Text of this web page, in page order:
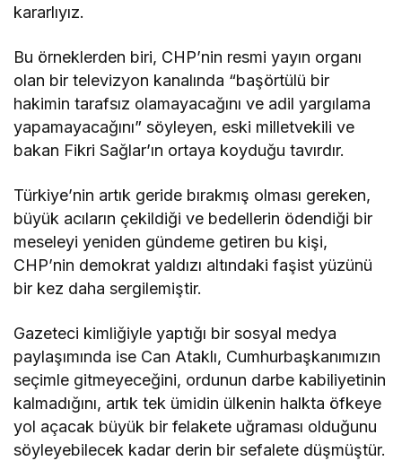
kararlıyız.
Bu örneklerden biri, CHP’nin resmi yayın organı
olan bir televizyon kanalında “başörtülü bir
hakimin tarafsız olamayacağını ve adil yargılama
yapamayacağını” söyleyen, eski milletvekili ve
bakan Fikri Sağlar’ın ortaya koyduğu tavırdır.
Türkiye’nin artık geride bırakmış olması gereken,
büyük acıların çekildiği ve bedellerin ödendiği bir
meseleyi yeniden gündeme getiren bu kişi,
CHP’nin demokrat yaldızı altındaki faşist yüzünü
bir kez daha sergilemiştir.
Gazeteci kimliğiyle yaptığı bir sosyal medya
paylaşımında ise Can Ataklı, Cumhurbaşkanımızın
seçimle gitmeyeceğini, ordunun darbe kabiliyetinin
kalmadığını, artık tek ümidin ülkenin halkta öfkeye
yol açacak büyük bir felakete uğraması olduğunu
söyleyebilecek kadar derin bir sefalete düşmüştür.